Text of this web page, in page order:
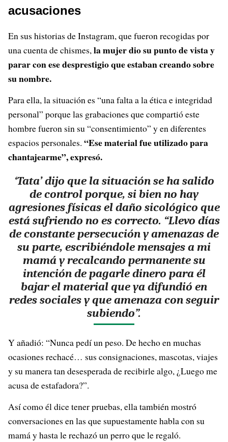
acusaciones
En sus historias de Instagram, que fueron recogidas por
una cuenta de chismes,la mujer dio su punto de vista y
parar con ese desprestigio que estaban creando sobre
su nombre.
Para ella, la situación es “una falta a la ética e integridad
personal” porque las grabaciones que compartió este
hombre fueron sin su “consentimiento” y en diferentes
espacios personales. “Ese material fue utilizado para
chantajearme”, expresó.
‘Tata’ dijo que la situación se ha salido
de control porque, si bien no hay
agresiones físicas el daño sicológico que
está sufriendo no es correcto. “Llevo días
de constante persecución y amenazas de
su parte, escribiéndole mensajes a mi
mamá y recalcando permanente su
intención de pagarle dinero para él
bajar el material que ya difundió en
redes sociales y que amenaza con seguir
subiendo”.
Y añadió: “Nunca pedí un peso. De hecho en muchas
ocasiones rechacé… sus consignaciones, mascotas, viajes
y su manera tan desesperada de recibirle algo, ¿Luego me
acusa de estafadora?”.
Así como él dice tener pruebas, ella también mostró
conversaciones en las que supuestamente habla con su
mamá y hasta le rechazó un perro que le regaló.